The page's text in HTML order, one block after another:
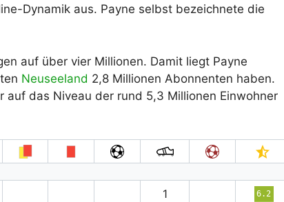
Dynamik aus. Payne selbst bezeichnete die
auf über vier Millionen. Damit liegt Payne
Neuseeland 2,8 Millionen Abonnenten haben.
das Niveau der rund 5,3 Millionen Einwohner
1 6.2